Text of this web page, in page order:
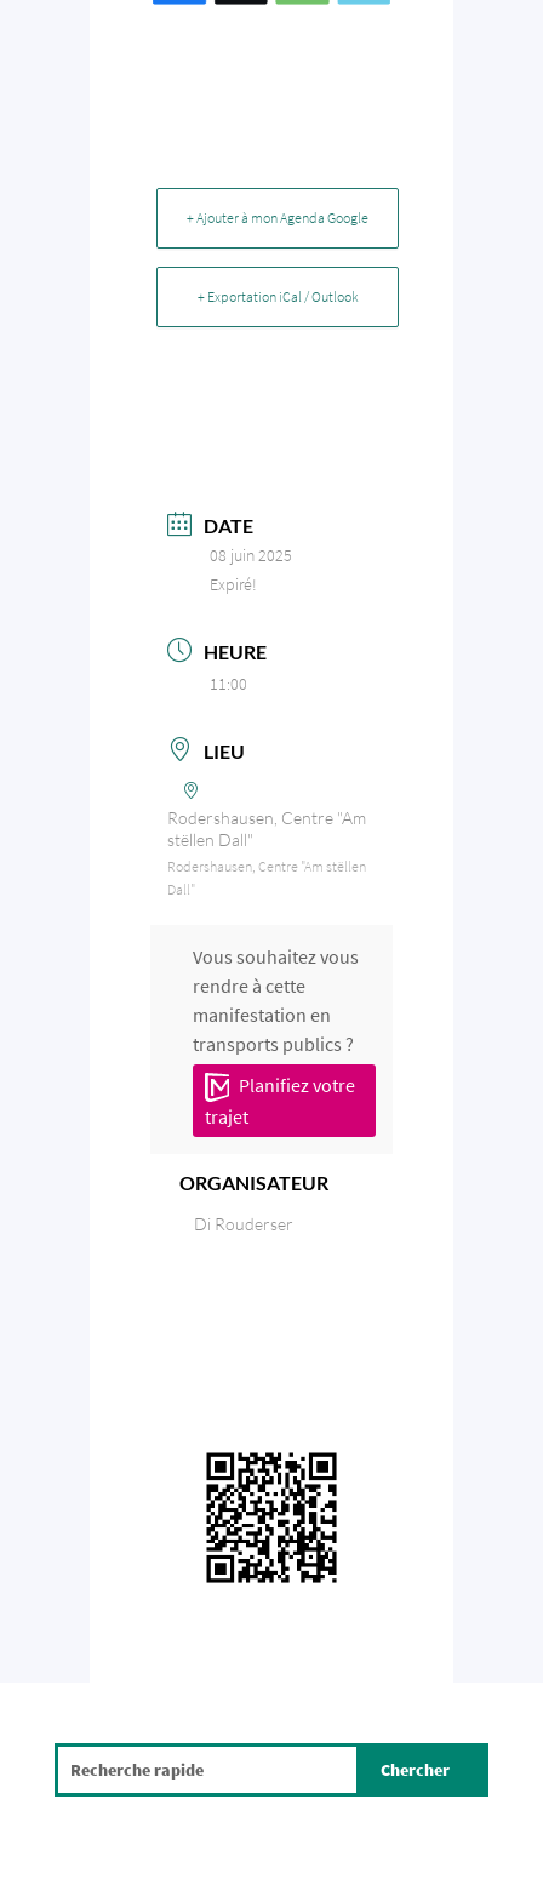
+ Ajouter à mon Agenda Google
+ Exportation iCal / Outlook
DATE
08 juin 2025
Expiré!
HEURE
11:00
LIEU
Rodershausen, Centre "Am
stëllen Dall"
Rodershausen, Centre "Am stëllen
Dall"
Vous souhaitez vous
rendre à cette
manifestation en
transports publics ?
Planifiez votre
trajet
ORGANISATEUR
Di Rouderser